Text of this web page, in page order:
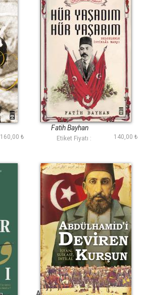
160,00 ₺
Hür Yaşadım Hür
Yaşarım
Fatih Bayhan
Etiket Fiyatı : 140,00 ₺